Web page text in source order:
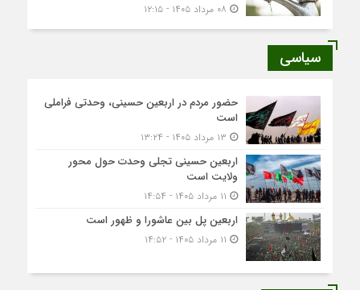
سیاسی
حضور مردم در اربعین حسینی، وحدتی فراملی
است
اربعین حسینی تجلی وحدت حول محور
ولایت است
اربعین پل بین عاشورا و ظهور است